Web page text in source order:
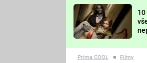
FUTURAMA
Prima COOL ■ Filmy